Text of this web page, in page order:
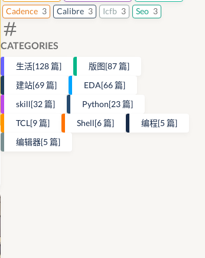
Cadence 3 Calibre 3 Icfb 3 Seo 3
CATEGORIES
生活[128 篇] 版图[87 篇]
建站[69 篇] EDA[66 篇]
skill[32 篇] Python[23 篇]
TCL[9 篇] Shell[6 篇] 编程[5 篇]
编辑器[5 篇]